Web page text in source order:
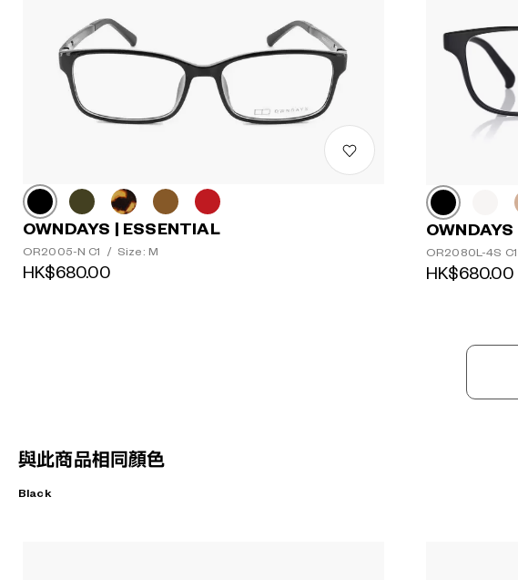
OWNDAYS | ESSENTIAL
OR2005-N C1 / Size: M
HK$680.00
OR2080L-4S C1
HK$680.00
與此商品相同顏色
Black